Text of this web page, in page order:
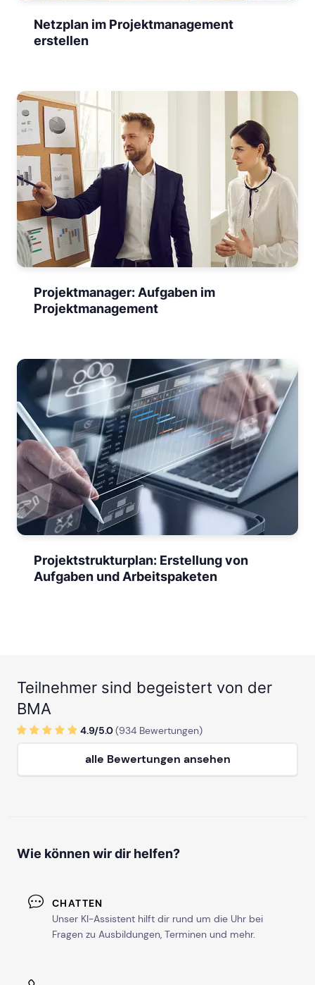
Netzplan im Projektmanagement
erstellen
Projektmanager: Aufgaben im
Projektmanagement
Projektstrukturplan: Erstellung von
Aufgaben und Arbeitspaketen
Teilnehmer sind begeistert von der
BMA
4.9/5.0(934 Bewertungen)
alle Bewertungen ansehen
Wie können wir dir helfen?
CHATTEN
Unser KI-Assistent hilft dir rund um die Uhr bei
Fragen zu Ausbildungen, Terminen und mehr.